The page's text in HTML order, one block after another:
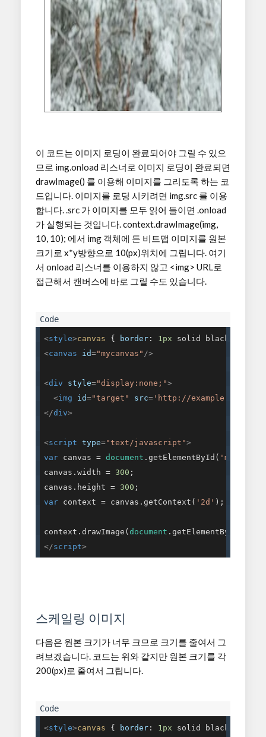
이 코드는 이미지 로딩이 완료되어야 그릴 수 있으
므로 img.onload 리스너로 이미지 로딩이 완료되면
drawImage() 를 이용해 이미지를 그리도록 하는 코
드입니다. 이미지를 로딩 시키려면 img.src 를 이용
합니다. .src 가 이미지를 모두 읽어 들이면 .onload
가 실행되는 것입니다. context.drawImage(img,
10, 10); 에서 img 객체에 든 비트맵 이미지를 원본
크기로 x*y방향으로 10(px)위치에 그립니다. 여기
서 onload 리스너를 이용하지 않고 <img> URL로
접근해서 캔버스에 바로 그릴 수도 있습니다.
<style>canvas { border: 1px solid black; }
<canvas id="mycanvas" />
<div style="display:none;">
<img id="target" src='http://example.com/
</div>
<script type="text/javascript">
var canvas = document .getElementById(
canvas.width = 300 ;
canvas.height = 300
var context = canvas.getContext( '2d' );
context.drawImage(document .getElementById(
</script>
스케일링 이미지
다음은 원본 크기가 너무 크므로 크기를 줄여서 그
려보겠습니다. 코드는 위와 같지만 원본 크기를 각
200(px)로 줄여서 그립니다.
<style>canvas { border: 1px solid black; }